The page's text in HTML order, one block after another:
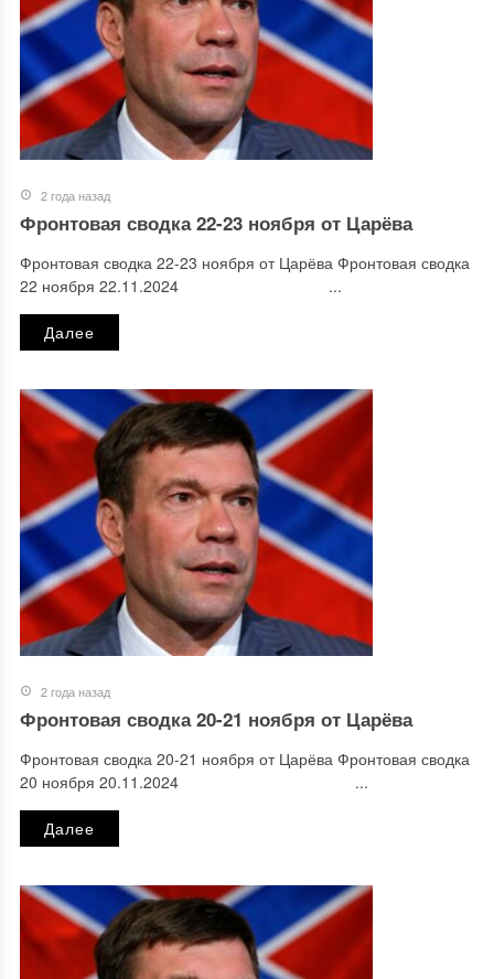
2 года назад
Фронтовая сводка 22-23 ноября от Царёва
Фронтовая сводка 22-23 ноября от Царёва Фронтовая сводка
22 ноября 22.11.2024 ...
Далее
2 года назад
Фронтовая сводка 20-21 ноября от Царёва
Фронтовая сводка 20-21 ноября от Царёва Фронтовая сводка
20 ноября 20.11.2024 ...
Далее